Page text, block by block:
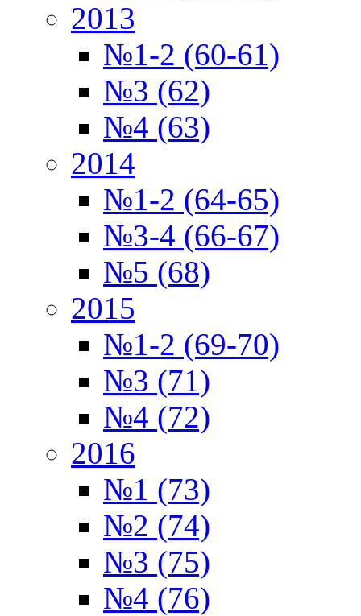
2013
№1-2 (60-61)
№3 (62)
№4 (63)
2014
№1-2 (64-65)
№3-4 (66-67)
№5 (68)
2015
№1-2 (69-70)
№3 (71)
№4 (72)
2016
№1 (73)
№2 (74)
№3 (75)
№4 (76)